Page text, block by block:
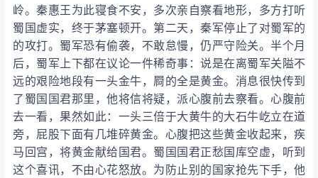
岭。秦惠王为此寝食不安，多次亲自察看地形，多方打听
蜀国虚实，终于茅塞顿开。第二天，秦军停止了对蜀军的
的攻打。蜀军恐有偷袭，不敢怠慢，仍严守险关。半个月
后，蜀军上下都在议论一件稀奇事：说是在离蜀军关隘不
远的艰险地段有一头金牛，屙的全是黄金。消息很快传到
了蜀国国君那里，他将信将疑，派心腹前去察看。心腹前
去一看，果然如此：一头三倍于大黄牛的大石牛屹立在道
旁，屁股下面有几堆碎黄金。心腹把这些黄金收起来，疾
马回宫，将黄金献给国君。蜀国国君正愁国库空虚，听到
这个喜讯，不由心花怒放。为防止别的国家抢先下手，他